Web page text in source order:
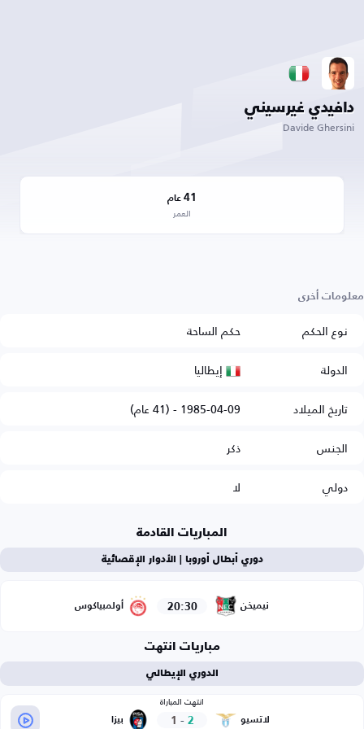
دافيدي غيرسيني
Davide Ghersini
41 عام
العمر
معلومات أخرى
نوع الحكم
حكم الساحة
الدولة
إيطاليا
تاريخ الميلاد
1985-04-09 - (41 عام)
الجنس
ذكر
دولي
لا
المباريات القادمة
دوري أبطال أوروبا | الأدوار الإقصائية
نيميخن 20:30 أولمبياكوس
مباريات انتهت
الدوري الإيطالي
لاتسيو
انتهت المباراة
2
-
1 بيزا